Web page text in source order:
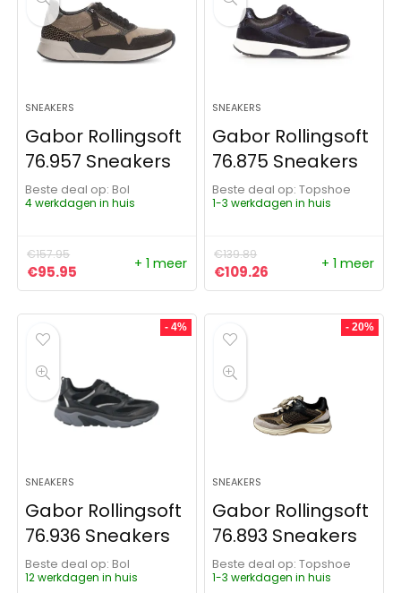
SNEAKERS
Gabor Rollingsoft
76.957 Sneakers
Beste deal op:
Bol
4 werkdagen in huis
€157.95
Oorspronkelijke prijs was: €157.95.
€95.95 Huidige prijs is: €95.95.
+ 1 meer
SNEAKERS
Gabor Rollingsoft
76.875 Sneakers
Beste deal op:
Topshoe
1-3 werkdagen in huis
€139.89
Oorspronkelijke prijs was:
€109.26 Huidige prijs is:
+ 1 meer
- 4%
SNEAKERS
Gabor Rollingsoft
76.936 Sneakers
Beste deal op:
Bol
12 werkdagen in huis
- 20%
SNEAKERS
Gabor Rollingsoft
76.893 Sneakers
Beste deal op:
Topshoe
1-3 werkdagen in huis